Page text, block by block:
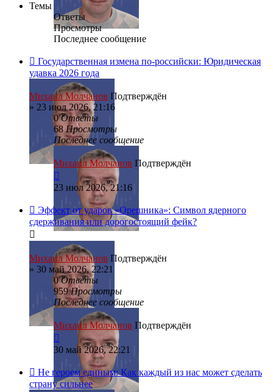
Темы
Ответы
Просмотры
Последнее сообщение
Государственная измена по-российски: Юридическая
удавка 2026 года
Михаил Молчанов Подтверждён
» 23 июл 2026, 21:16
0Ответы
68Просмотры
Последнее сообщение
Михаил Молчанов Подтверждён
23 июл 2026, 21:16
Эффект от ударов «Орешника»: Символ ядерного
сдерживания или дорогостоящий фейк?
Михаил Молчанов Подтверждён
» 30 май 2026, 22:21
0Ответы
959Просмотры
Последнее сообщение
Михаил Молчанов Подтверждён
30 май 2026, 22:21
Не героем единым: Как каждый из нас может сделать
страну сильнее